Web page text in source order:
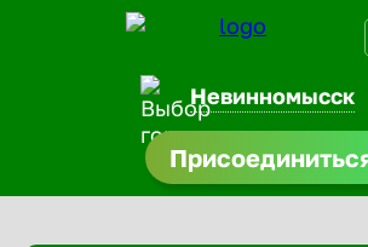
Невинномысск